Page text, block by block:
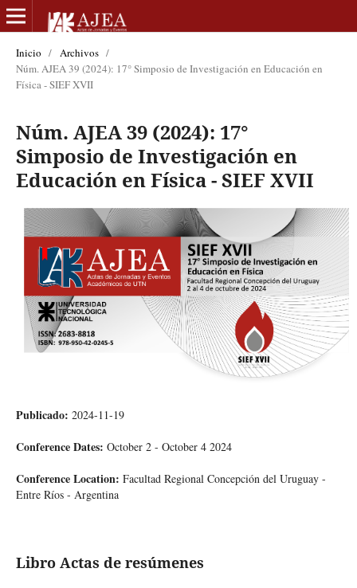
Inicio / Archivos /
Núm. AJEA 39 (2024): 17° Simposio de Investigación en Educación en
Física - SIEF XVII
Núm. AJEA 39 (2024): 17°
Simposio de Investigación en
Educación en Física - SIEF XVII
Publicado: 2024-11-19
Conference Dates: October 2 - October 4 2024
Conference Location: Facultad Regional Concepción del Uruguay -
Entre Ríos - Argentina
Libro Actas de resúmenes